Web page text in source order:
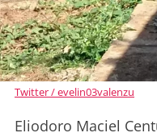
Twitter / evelin03valenzu
Eliodoro Maciel